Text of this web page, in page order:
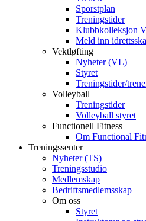
Sporstplan
Treningstider
Klubbkolleksjon
Meld inn
Vektløfting
Nyheter (VL)
Styret
Treningstider/
Volleyball
Treningstider
Volleyball styret
Functionell Fitness
Om Functional
Treningssenter
Nyheter (TS)
Treningsstudio
Medlemskap
Bedriftsmedlemsskap
Om oss
Styret